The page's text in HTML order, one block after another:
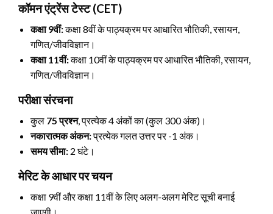
कॉमन एंट्रेंस टेस्ट (CET)
कक्षा 9वीं:कक्षा 8वीं के पाठ्यक्रम पर आधारित भौतिकी, रसायन,
गणित/जीवविज्ञान।
कक्षा 11वीं:कक्षा 10वीं के पाठ्यक्रम पर आधारित भौतिकी, रसायन,
गणित/जीवविज्ञान।
परीक्षा संरचना
कुल 75 प्रश्न, प्रत्येक 4 अंकों का (कुल 300 अंक)।
नकारात्मक अंकन:प्रत्येक गलत उत्तर पर -1 अंक।
समय सीमा: 2 घंटे।
मेरिट के आधार पर चयन
कक्षा 9वीं और कक्षा 11वीं के लिए अलग-अलग मेरिट सूची बनाई